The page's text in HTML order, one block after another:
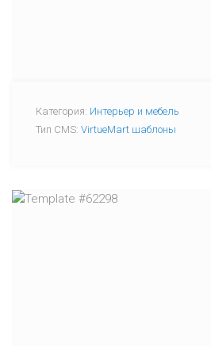
Категория: Интерьер и мебель
Тип CMS: VirtueMart шаблоны